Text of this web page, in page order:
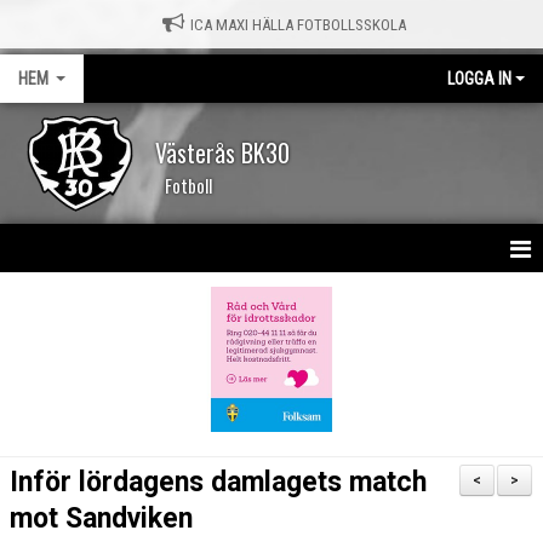
ICA MAXI HÄLLA FOTBOLLSSKOLA
HEM LOGGA IN
Västerås BK30
Fotboll
OM KLUBBEN
>
<
Inför lördagens damlagets match
mot Sandviken